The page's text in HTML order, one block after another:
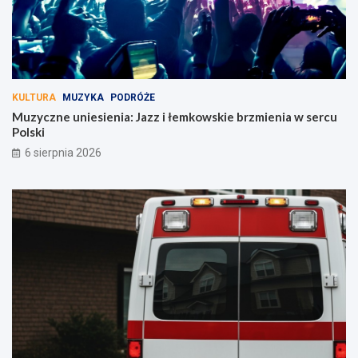
!
KULTURA MUZYKA PODRÓŻE
Muzyczne uniesienia: Jazz i łemkowskie brzmienia w sercu
Polski
6 sierpnia 2026